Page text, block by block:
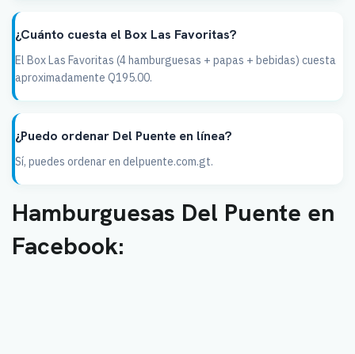
¿Cuánto cuesta el Box Las Favoritas?
El Box Las Favoritas (4 hamburguesas + papas + bebidas) cuesta
aproximadamente Q195.00.
¿Puedo ordenar Del Puente en línea?
Sí, puedes ordenar en delpuente.com.gt.
Hamburguesas Del Puente en
Facebook: